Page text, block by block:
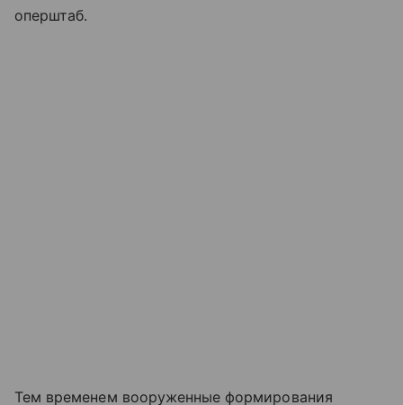
оперштаб.
Тем временем вооруженные формирования